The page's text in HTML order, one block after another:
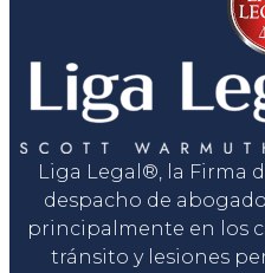
Liga Legal®, la Firma
despacho de
principalmente en los
tránsito y lesiones